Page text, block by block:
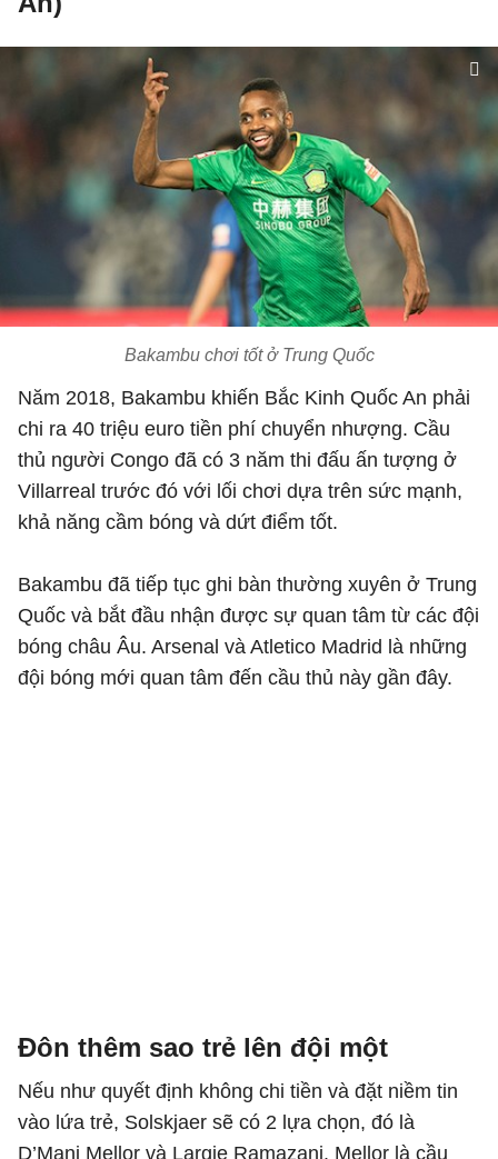
Bakambu chơi tốt ở Trung Quốc
Năm 2018, Bakambu khiến Bắc Kinh Quốc An phải
chi ra 40 triệu euro tiền phí chuyển nhượng. Cầu
thủ người Congo đã có 3 năm thi đấu ấn tượng ở
Villarreal trước đó với lối chơi dựa trên sức mạnh,
khả năng cầm bóng và dứt điểm tốt.
Bakambu đã tiếp tục ghi bàn thường xuyên ở Trung
Quốc và bắt đầu nhận được sự quan tâm từ các đội
bóng châu Âu. Arsenal và Atletico Madrid là những
đội bóng mới quan tâm đến cầu thủ này gần đây.
Đôn thêm sao trẻ lên đội một
Nếu như quyết định không chi tiền và đặt niềm tin
vào lứa trẻ, Solskjaer sẽ có 2 lựa chọn, đó là
D’Mani Mellor và Largie Ramazani. Mellor là cầu